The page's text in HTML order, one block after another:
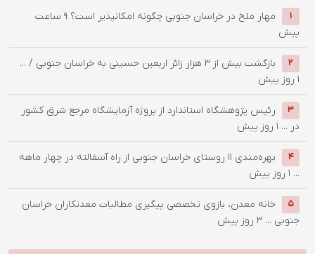
1 ‌مهار ملخ در خراسان جنوبی چگونه امکانپذیر است؟
9 ساعت
پیش
2
بازگشت بیش از ۳ هزار زائر اربعین حسینی به خراسان جنوبی / ...
1 روز پیش
3
رئیس پژوهشگاه استاندارد از پروژه آزمایشگاه مرجع شرق کشور
در ... 1 روز پیش
4
بهره‌مندی ۱۱ روستای خراسان جنوبی از راه آسفالته در چهار ماهه
... 1 روز پیش
5
خانه معدن، بازوی تخصصی پیگیری مطالبات معدنکاران خراسان
جنوبی ... 3 روز پیش